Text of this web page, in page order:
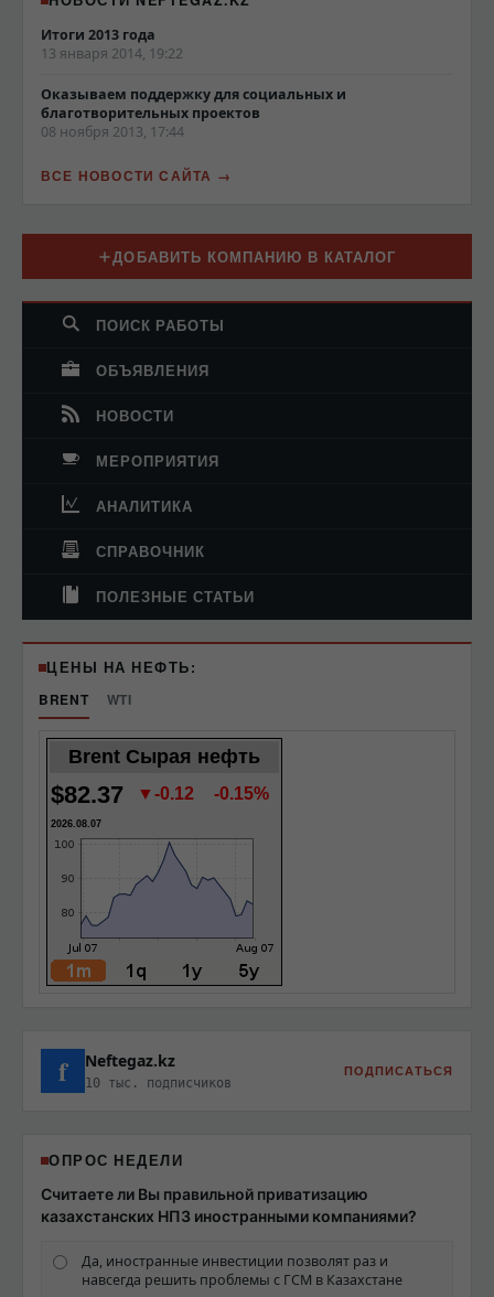
ДОБАВИТЬ КОМПАНИЮ В КАТАЛОГ
ПОИСК РАБОТЫ
ОБЪЯВЛЕНИЯ
НОВОСТИ
МЕРОПРИЯТИЯ
АНАЛИТИКА
СПРАВОЧНИК
ПОЛЕЗНЫЕ СТАТЬИ
ЦЕНЫ НА НЕФТЬ:
BRENT
WTI
Brent Сырая нефть
$82.37 ▼-0.12 -0.15%
2026.08.07
f Neftegaz.kz
10 тыс. подписчиков
ПОДПИСАТЬСЯ
ОПРОС НЕДЕЛИ
Считаете ли Вы правильной приватизацию
казахстанских НПЗ иностранными компаниями?
Да, иностранные инвестиции позволят раз и
навсегда решить проблемы с ГСМ в Казахстане
Итоги 2013 года
13 января 2014, 19:22
Оказываем поддержку для социальных и
благотворительных проектов
08 ноября 2013, 17:44
ВСЕ НОВОСТИ САЙТА